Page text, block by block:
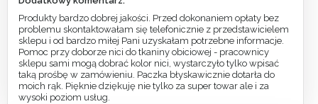
Produkty bardzo dobrej jakości. Przed dokonaniem opłaty bez
problemu skontaktowałam się telefonicznie z przedstawicielem
sklepu i od bardzo miłej Pani uzyskałam potrzebne informacje.
Pomoc przy doborze nici do tkaniny obiciowej - pracownicy
sklepu sami mogą dobrać kolor nici, wystarczyło tylko wpisać
taką prośbę w zamówieniu. Paczka błyskawicznie dotarła do
moich rąk. Pięknie dziękuję nie tylko za super towar ale i za
wysoki poziom usług.